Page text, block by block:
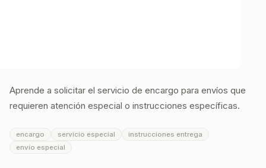
Reproducir
Aprende a solicitar el servicio de encargo para envíos que
requieren atención especial o instrucciones específicas.
encargo servicio especial
instrucciones entrega
envío especial